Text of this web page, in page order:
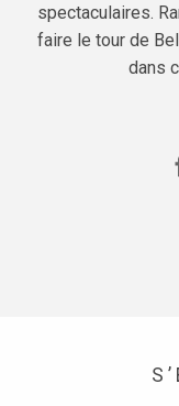
spectaculaires.
faire le tour de
dans